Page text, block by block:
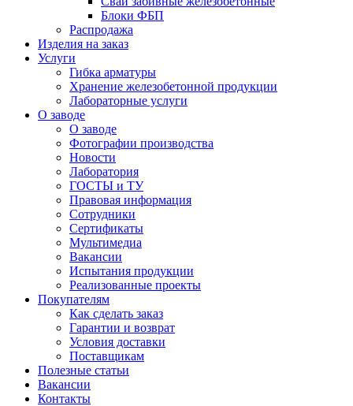
Блоки ФБП
Распродажа
Изделия на заказ
Услуги
Гибка арматуры
Хранение железобетонной продукции
Лабораторные услуги
О заводе
О заводе
Фотографии производства
Новости
Лаборатория
ГОСТЫ и ТУ
Правовая информация
Сотрудники
Сертификаты
Мультимедиа
Вакансии
Испытания продукции
Реализованные проекты
Покупателям
Как сделать заказ
Гарантии и возврат
Условия доставки
Поставщикам
Полезные статьи
Вакансии
Контакты